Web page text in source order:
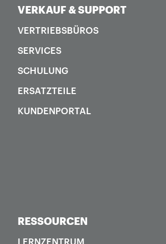
VERKAUF & SUPPORT
VERTRIEBSBÜROS
SERVICES
SCHULUNG
ERSATZTEILE
KUNDENPORTAL
RESSOURCEN
LERNZENTRUM